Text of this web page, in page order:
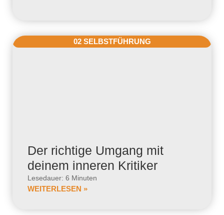
02 SELBSTFÜHRUNG
Der richtige Umgang mit
deinem inneren Kritiker
Lesedauer: 6 Minuten
WEITERLESEN »